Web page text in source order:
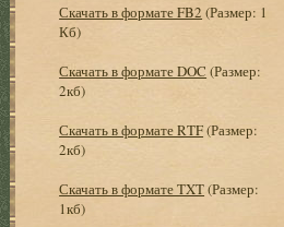
Скачать в формате FB2 (Размер: 1
Кб)
Скачать в формате DOC (Размер:
2кб)
Скачать в формате RTF(Размер:
2кб)
Скачать в формате TXT(Размер:
1кб)